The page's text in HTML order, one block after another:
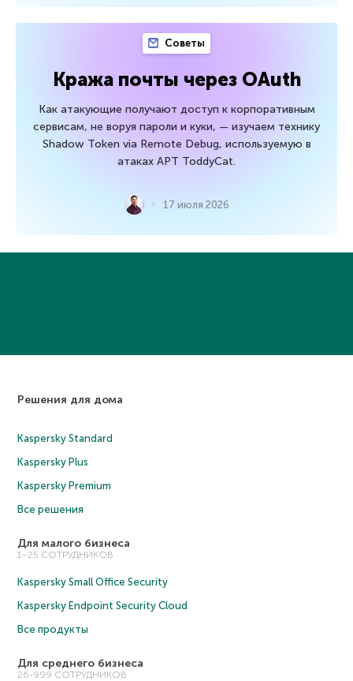
Советы
Кража почты через OAuth
Как атакующие получают доступ к корпоративным
сервисам, не воруя пароли и куки, — изучаем технику
Shadow Token via Remote Debug, используемую в
атаках APT ToddyCat.
17 июля 2026
Решения для дома
Kaspersky Standard
Kaspersky Plus
Kaspersky Premium
Все решения
Для малого бизнеса
1–25 СОТРУДНИКОВ
Kaspersky Small Office Security
Kaspersky Endpoint Security Cloud
Все продукты
Для среднего бизнеса
26-999 СОТРУДНИКОВ